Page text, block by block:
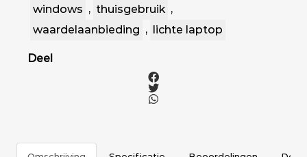
windows , thuisgebruik ,
waardelaanbieding , lichte laptop
Deel